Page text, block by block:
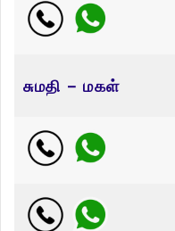
சுமதி – மகள்